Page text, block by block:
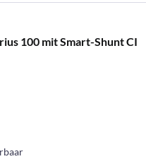
100 mit Smart-Shunt CI